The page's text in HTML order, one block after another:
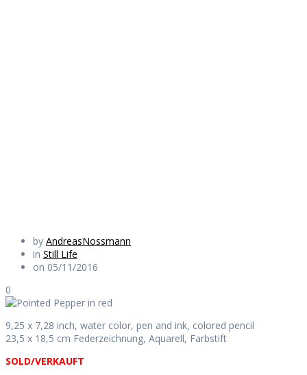
by AndreasNossmann
in Still Life
on 05/11/2016
0
9,25 x 7,28 inch, water color, pen and ink, colored pencil
23,5 x 18,5 cm Federzeichnung, Aquarell, Farbstift
SOLD/VERKAUFT